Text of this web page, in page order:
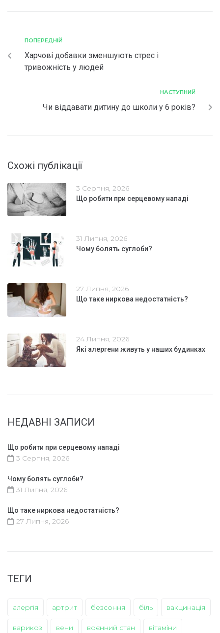
ПОПЕРЕДНІЙ
Харчові добавки зменшують стрес і
тривожність у людей
НАСТУПНИЙ
Чи віддавати дитину до школи у 6 років?
Схожі публікації
3 Серпня, 2026
Що робити при серцевому нападі
31 Липня, 2026
Чому болять суглоби?
27 Липня, 2026
Що таке ниркова недостатність?
24 Липня, 2026
Які алергени живуть у наших будинках
НЕДАВНІ ЗАПИСИ
Що робити при серцевому нападі
3 Серпня, 2026
Чому болять суглоби?
31 Липня, 2026
Що таке ниркова недостатність?
27 Липня, 2026
ТЕГИ
алергія артрит безсоння біль вакцинація
варикоз вени воєнний стан вітаміни